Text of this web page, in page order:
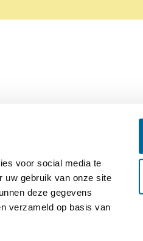
voor social media te
uw gebruik van onze site
deze gegevens
verzameld op basis van
Colofon